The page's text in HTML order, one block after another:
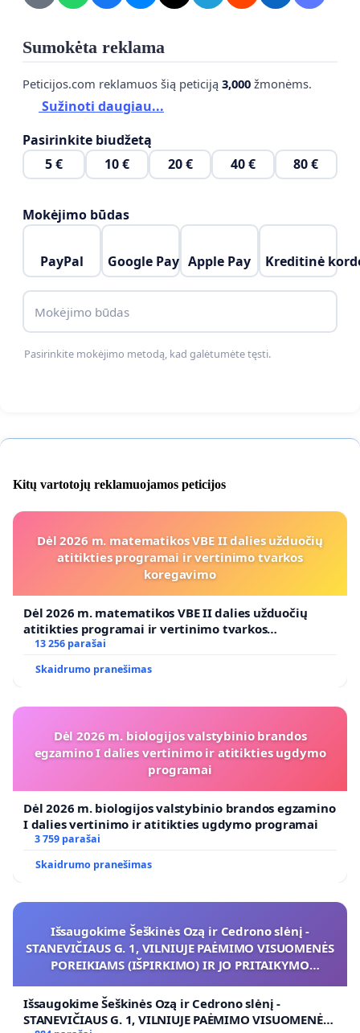
Sumokėta reklama
Peticijos.com reklamuos šią peticiją 3,000 žmonėms.
Sužinoti daugiau...
Pasirinkite biudžetą
5 €
10 € 20 € 40 € 80 €
Mokėjimo būdas
PayPal Google Pay Apple Pay Kreditinė
Mokėjimo būdas
Pasirinkite mokėjimo metodą, kad galėtumėte tęsti.
Kitų vartotojų reklamuojamos peticijos
Dėl 2026 m. matematikos VBE II dalies užduočių
atitikties programai ir vertinimo tvarkos
koregavimo
Dėl 2026 m. matematikos VBE II dalies užduočių
atitikties programai ir vertinimo tvarkos
koregavimo
13 256 parašai
Skaidrumo pranešimas
Dėl 2026 m. biologijos valstybinio brandos
egzamino I dalies vertinimo ir atitikties ugdymo
programai
Dėl 2026 m. biologijos valstybinio brandos egzamino
I dalies vertinimo ir atitikties ugdymo programai
3 759 parašai
Skaidrumo pranešimas
Išsaugokime Šeškinės Ozą ir Cedrono slėnį -
STANEVIČIAUS G. 1, VILNIUJE PAĖMIMO VISUOMENĖS
POREIKIAMS (IŠPIRKIMO) IR JO PRITAIKYMO
Išsaugokime Šeškinės Ozą ir Cedrono slėnį -
STANEVIČIAUS G. 1, VILNIUJE PAĖMIMO VISUOMENĖS